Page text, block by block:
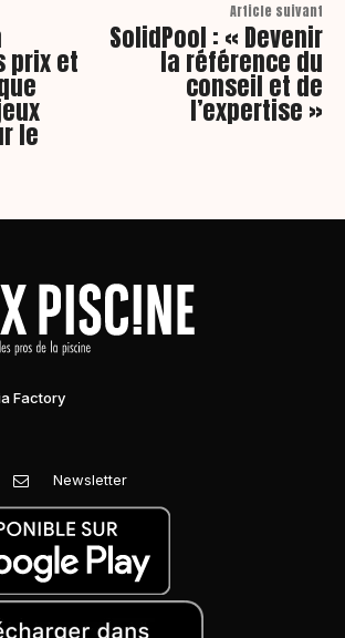
prix et
le
Article suivant
SolidPool : « Devenir
la référence du
conseil et de
l’expertise »
Factory
Newsletter